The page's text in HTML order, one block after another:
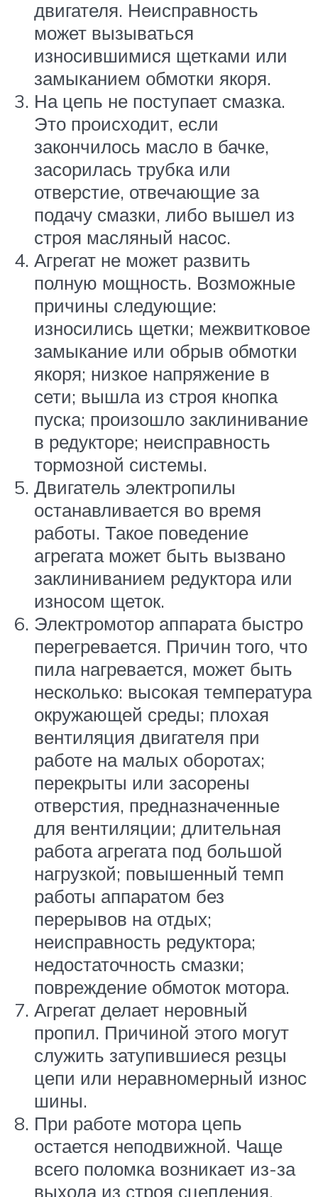
двигателя. Неисправность
может вызываться
износившимися щетками или
замыканием обмотки якоря.
На цепь не поступает смазка.
Это происходит, если
закончилось масло в бачке,
засорилась трубка или
отверстие, отвечающие за
подачу смазки, либо вышел из
строя масляный насос.
Агрегат не может развить
полную мощность. Возможные
причины следующие:
износились щетки; межвитковое
замыкание или обрыв обмотки
якоря; низкое напряжение в
сети; вышла из строя кнопка
пуска; произошло заклинивание
в редукторе; неисправность
тормозной системы.
Двигатель электропилы
останавливается во время
работы. Такое поведение
агрегата может быть вызвано
заклиниванием редуктора или
износом щеток.
Электромотор аппарата быстро
перегревается. Причин того, что
пила нагревается, может быть
несколько: высокая температура
окружающей среды; плохая
вентиляция двигателя при
работе на малых оборотах;
перекрыты или засорены
отверстия, предназначенные
для вентиляции; длительная
работа агрегата под большой
нагрузкой; повышенный темп
работы аппаратом без
перерывов на отдых;
неисправность редуктора;
недостаточность смазки;
повреждение обмоток мотора.
Агрегат делает неровный
пропил. Причиной этого могут
служить затупившиеся резцы
цепи или неравномерный износ
шины.
При работе мотора цепь
остается неподвижной. Чаще
всего поломка возникает из-за
выхода из строя сцепления.